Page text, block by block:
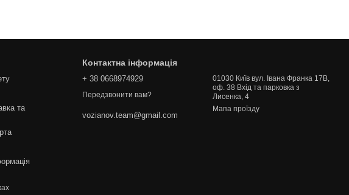
та
Контактна інформація
+ 38 0668974929
Передзвонити вам?
vozianov.team@gmail.com
01030 Київ вул. Івана Франка 17В,
оф. 38 Вхід та парковка з
Лисенка, 4
Мапа проїзду